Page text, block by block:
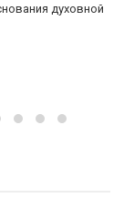
духовной